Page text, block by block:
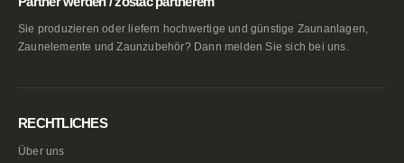
Sie produzieren oder liefern hochwertige und günstige Zaunanlagen,
Zaunelemente und Zaunzubehör? Dann melden Sie sich bei uns.
RECHTLICHES
Über uns